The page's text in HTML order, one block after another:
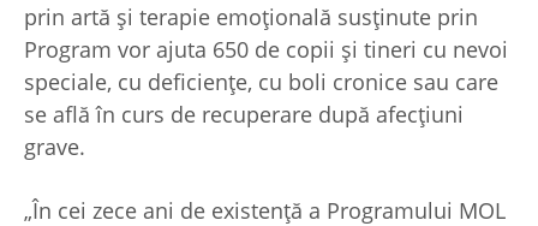
prin artă și terapie emoțională susținute prin
Program vor ajuta 650 de copii și tineri cu nevoi
speciale, cu deficiențe, cu boli cronice sau care
se află în curs de recuperare după afecțiuni
grave.
„În cei zece ani de existență a Programului MOL